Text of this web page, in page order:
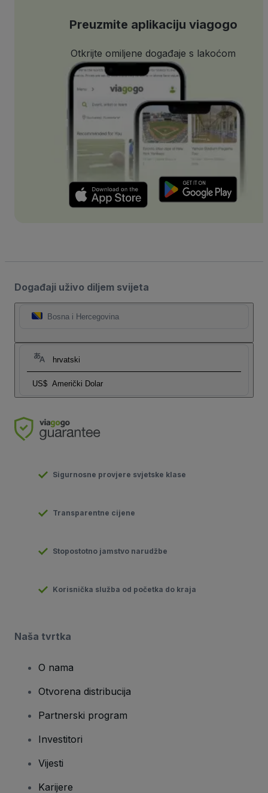
Preuzmite aplikaciju viagogo
Otkrijte omiljene događaje s lakoćom
Događaji uživo diljem svijeta
Bosna i Hercegovina
hrvatski
US$ Američki Dolar
Sigurnosne provjere svjetske klase
Transparentne cijene
Stopostotno jamstvo narudžbe
Korisnička služba od početka do kraja
Naša tvrtka
O nama
Otvorena distribucija
Partnerski program
Investitori
Vijesti
Karijere